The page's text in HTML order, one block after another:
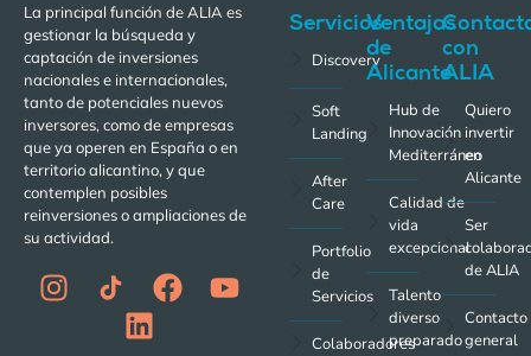
La principal función de ALIA es
gestionar la búsqueda y
captación de inversiones
nacionales e internacionales,
tanto de potenciales nuevos
inversores, como de empresas
que ya operen en España o en
territorio alicantino, y que
contemplen posibles
reinversiones o ampliaciones de
su actividad.
Servicios
Discovery
Soft
Landing
After
Care
Portfolio
de
Servicios
Colaboradores
Ventajas
de
Alicante
Hub de
Innovación
Mediterráneo
Calidad de
vida
excepcional
Talento
diverso
preparado
con
ALIA
Quiero
invertir
en
Alicante
Ser
de ALIA
Contacto
general